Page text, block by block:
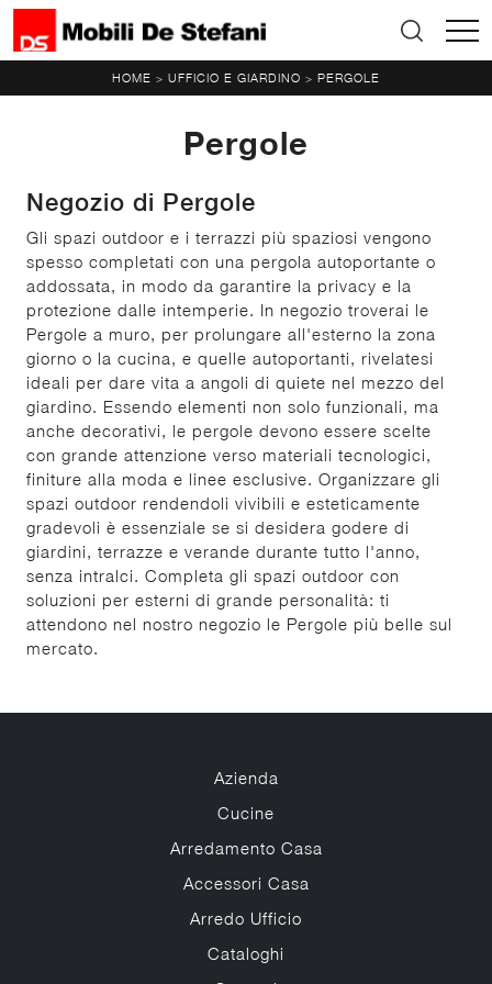
HOME > UFFICIO E GIARDINO > PERGOLE
Pergole
Negozio di Pergole
Gli spazi outdoor e i terrazzi più spaziosi vengono
spesso completati con una pergola autoportante o
addossata, in modo da garantire la privacy e la
protezione dalle intemperie. In negozio troverai le
Pergole a muro, per prolungare all'esterno la zona
giorno o la cucina, e quelle autoportanti, rivelatesi
ideali per dare vita a angoli di quiete nel mezzo del
giardino. Essendo elementi non solo funzionali, ma
anche decorativi, le pergole devono essere scelte
con grande attenzione verso materiali tecnologici,
finiture alla moda e linee esclusive. Organizzare gli
spazi outdoor rendendoli vivibili e esteticamente
gradevoli è essenziale se si desidera godere di
giardini, terrazze e verande durante tutto l'anno,
senza intralci. Completa gli spazi outdoor con
soluzioni per esterni di grande personalità: ti
attendono nel nostro negozio le Pergole più belle sul
mercato.
Azienda
Cucine
Arredamento Casa
Accessori Casa
Arredo Ufficio
Cataloghi